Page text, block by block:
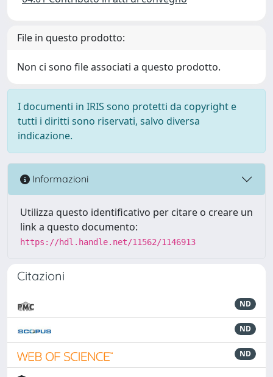
File in questo prodotto:
Non ci sono file associati a questo prodotto.
I documenti in IRIS sono protetti da copyright e
tutti i diritti sono riservati, salvo diversa
indicazione.
Informazioni
Utilizza questo identificativo per citare o creare un
link a questo documento:
https://hdl.handle.net/11562/1146913
Citazioni
ND
ND
ND